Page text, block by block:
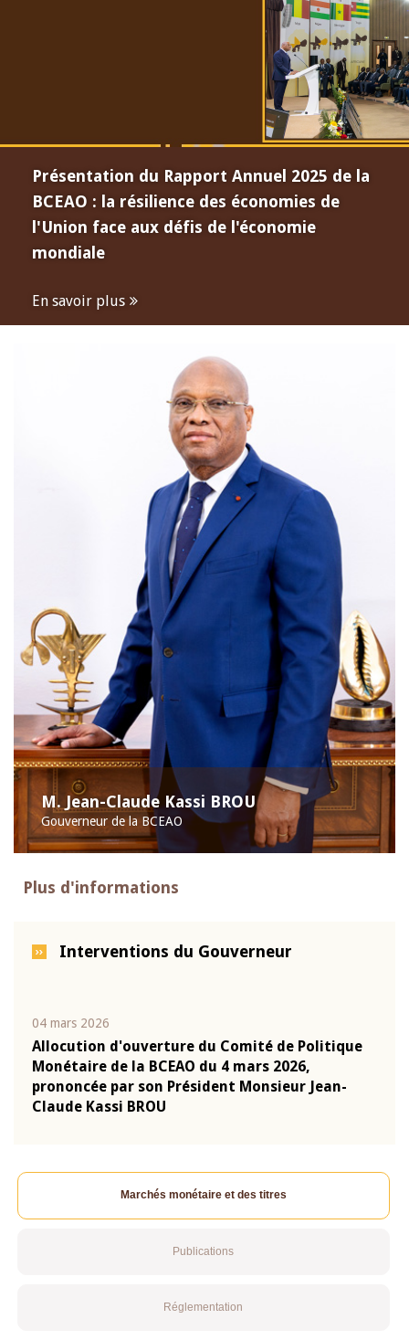
Présentation du Rapport Annuel 2025 de la
BCEAO : la résilience des économies de
l'Union face aux défis de l'économie
mondiale
En savoir plus
M. Jean-Claude Kassi BROU
Gouverneur de la BCEAO
Plus d'informations
Interventions du Gouverneur
04 mars 2026
Allocution d'ouverture du Comité de Politique
Monétaire de la BCEAO du 4 mars 2026,
prononcée par son Président Monsieur Jean-
Claude Kassi BROU
Marchés monétaire et des titres
Publications
Réglementation